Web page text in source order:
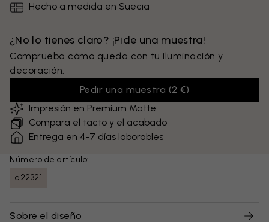
Hecho a medida en Suecia
¿No lo tienes claro? ¡Pide una muestra!
Comprueba cómo queda con tu iluminación y
decoración.
Pedir una muestra (2 €)
Impresión en Premium Matte
Compara el tacto y el acabado
Entrega en 4-7 días laborables
Número de artículo:
e22321
Sobre el diseño